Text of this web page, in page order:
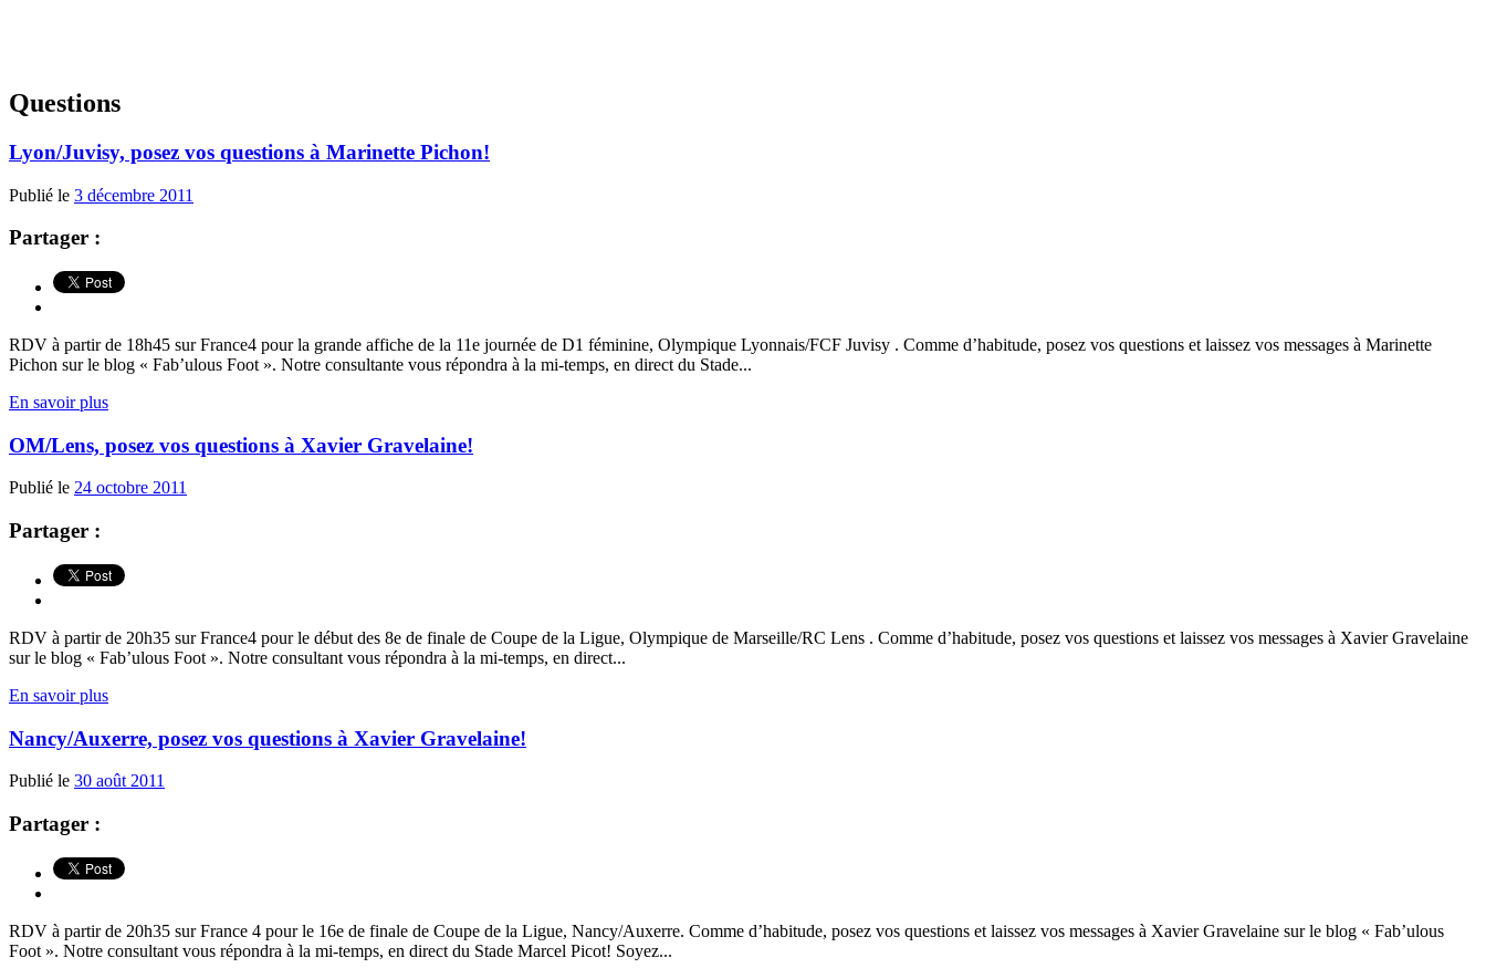
Questions
Lyon/Juvisy, posez vos questions à Marinette Pichon!
Publié le 3 décembre 2011
Partager :
RDV à partir de 18h45 sur France4 pour la grande affiche de la 11e journée de D1 féminine, Olympique Lyonnais/FCF Juvisy . Comme d’habitude, posez vos questions et laissez vos messages à Marinette
Pichon sur le blog « Fab’ulous Foot ». Notre consultante vous répondra à la mi-temps, en direct du Stade...
En savoir plus
OM/Lens, posez vos questions à Xavier Gravelaine!
Publié le 24 octobre 2011
Partager :
RDV à partir de 20h35 sur France4 pour le début des 8e de finale de Coupe de la Ligue, Olympique de Marseille/RC Lens . Comme d’habitude, posez vos questions et laissez vos messages à Xavier Gravelaine
sur le blog « Fab’ulous Foot ». Notre consultant vous répondra à la mi-temps, en direct...
En savoir plus
Nancy/Auxerre, posez vos questions à Xavier Gravelaine!
Publié le 30 août 2011
Partager :
RDV à partir de 20h35 sur France 4 pour le 16e de finale de Coupe de la Ligue, Nancy/Auxerre. Comme d’habitude, posez vos questions et laissez vos messages à Xavier Gravelaine sur le blog « Fab’ulous
Foot ». Notre consultant vous répondra à la mi-temps, en direct du Stade Marcel Picot! Soyez...